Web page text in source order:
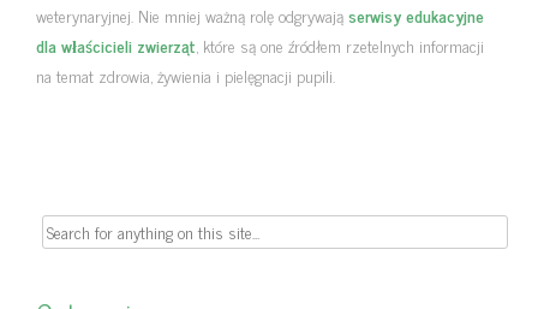
weterynaryjnej. Nie mniej ważną rolę odgrywająserwisy edukacyjne
dla właścicieli zwierząt, które są one źródłem rzetelnych informacji
na temat zdrowia, żywienia i pielęgnacji pupili.
Search